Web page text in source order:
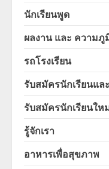
นักเรียนพูด
ผลงาน และ ความภู
รถโรงเรียน
รับสมัครนักเรียนแล
รับสมัครนักเรียนให
รู้จักเรา
อาหารเพื่อสุขภาพ